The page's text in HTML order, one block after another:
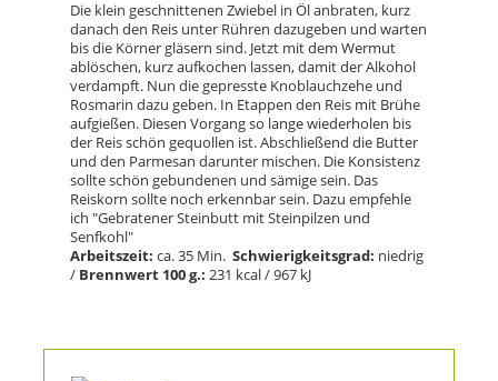
Die klein geschnittenen Zwiebel in Öl anbraten, kurz
danach den Reis unter Rühren dazugeben und warten
bis die Körner gläsern sind. Jetzt mitdem Wermut
ablöschen, kurz aufkochen lassen, damit der Alkohol
verdampft. Nun die gepresste Knoblauchzehe und
Rosmarin dazu geben. In Etappen den Reis mit Brühe
aufgießen. Diesen Vorgang so langewiederholen bis
der Reis schön gequollen ist.Abschließend die Butter
und den Parmesan darunter mischen. Die Konsistenz
sollteschön gebundenen und sämigesein. Das
Reiskorn sollte noch erkennbar sein. Dazu empfehle
ich "Gebratener Steinbutt mit Steinpilzen und
Senfkohl"
Arbeitszeit: ca. 35 Min. Schwierigkeitsgrad: niedrig
/ Brennwert 100 g.: 231 kcal/ 967 kJ